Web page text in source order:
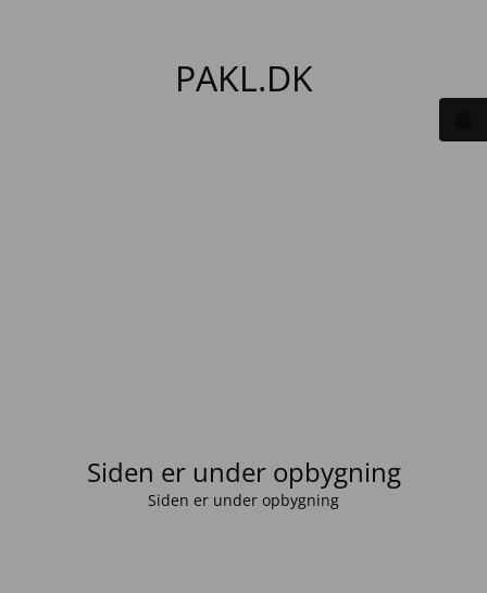
PAKL.DK
Siden er under opbygning
Siden er under opbygning